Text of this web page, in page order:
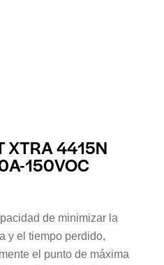
XTRA 4415N
150VOC
de minimizar la
y el tiempo perdido,
el punto de máxima